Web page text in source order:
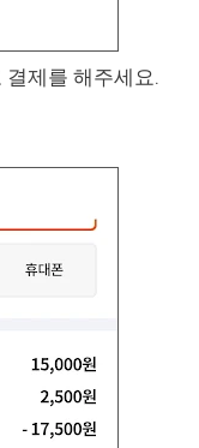
제를 해주세요.